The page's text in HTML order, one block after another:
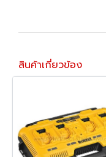
สินค้าเกี่ยวข้อง